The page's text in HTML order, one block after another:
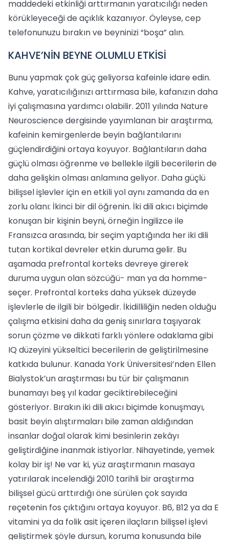
maddedeki etkinliği arttırmanın yaratıcılığı neden
körükleyeceği de açıklık kazanıyor. Öyleyse, cep
telefonunuzu bırakın ve beyninizi “boşa” alın.
KAHVE’NİN BEYNE OLUMLU ETKİSİ
Bunu yapmak çok güç geliyorsa kafeinle idare edin.
Kahve, yaratıcılığınızı arttırmasa bile, kafanızın daha
iyi çalışmasına yardımcı olabilir. 2011 yılında Nature
Neuroscience dergisinde yayımlanan bir araştırma,
kafeinin kemirgenlerde beyin bağlantılarını
güçlendirdiğini ortaya koyuyor. Bağlantıların daha
güçlü olması öğrenme ve bellekle ilgili becerilerin de
daha gelişkin olması anlamına geliyor. Daha güçlü
bilişsel işlevler için en etkili yol aynı zamanda da en
zorlu olanı: İkinci bir dil öğrenin. İki dili akıcı biçimde
konuşan bir kişinin beyni, örneğin İngilizce ile
Fransızca arasında, bir seçim yaptığında her iki dili
tutan kortikal devreler etkin duruma gelir. Bu
aşamada prefrontal korteks devreye girerek
duruma uygun olan sözcüğü- man ya da homme-
seçer. Prefrontal korteks daha yüksek düzeyde
işlevlerle de ilgili bir bölgedir. İkidilliliğin neden olduğu
çalışma etkisini daha da geniş sınırlara taşıyarak
sorun çözme ve dikkati farklı yönlere odaklama gibi
IQ düzeyini yükseltici becerilerin de geliştirilmesine
katkıda bulunur. Kanada York Üniversitesi’nden Ellen
Bialystok’un araştırması bu tür bir çalışmanın
bunamayı beş yıl kadar geciktirebileceğini
gösteriyor. Bırakın iki dili akıcı biçimde konuşmayı,
basit beyin alıştırmaları bile zaman aldığından
insanlar doğal olarak kimi besinlerin zekâyı
geliştirdiğine inanmak istiyorlar. Nihayetinde, yemek
kolay bir iş! Ne var ki, yüz araştırmanın masaya
yatırılarak incelendiği 2010 tarihli bir araştırma
bilişsel gücü arttırdığı öne sürülen çok sayıda
reçetenin fos çıktığını ortaya koyuyor. B6, B12 ya da E
vitamini ya da folik asit içeren ilaçların bilişsel işlevi
geliştirmek şöyle dursun, koruma konusunda bile